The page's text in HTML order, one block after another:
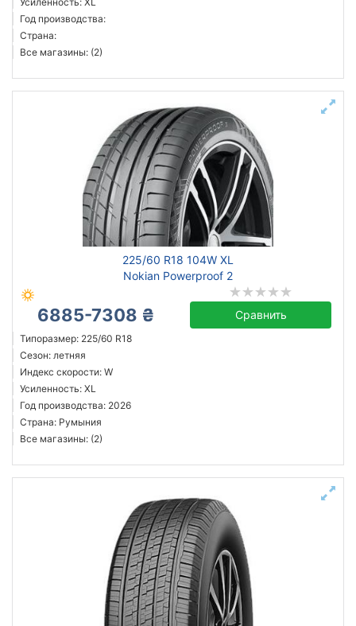
Год производства:
Страна:
Все магазины: (2)
225/60 R18 104W XL
Nokian Powerproof 2
6885-7308 ₴ Сравнить
Типоразмер: 225/60 R18
Сезон: летняя
Индекс скорости: W
Усиленность: XL
Год производства: 2026
Страна: Румыния
Все магазины: (2)